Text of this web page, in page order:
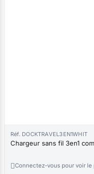
Réf. DOCKTRAVEL3EN1WHIT
Chargeur sans fil 3en1
Connectez-vous pour voir le